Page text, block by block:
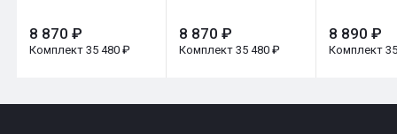
8 870 ₽
Комплект 35 480 ₽
8 870 ₽
Комплект 35 480 ₽
8 890 ₽
Комплект